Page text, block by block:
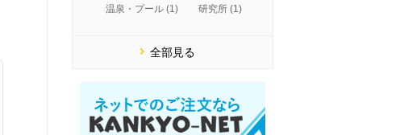
温泉・プール (1)
研究所 (1)
全部見る